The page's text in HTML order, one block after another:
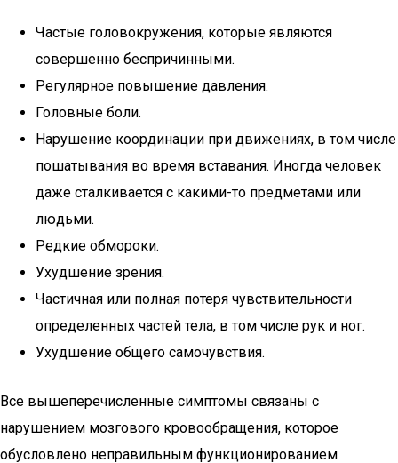
Частые головокружения, которые являются
совершенно беспричинными.
Регулярное повышение давления.
Головные боли.
Нарушение координации при движениях, в том числе
пошатывания во время вставания. Иногда человек
даже сталкивается с какими-то предметами или
людьми.
Редкие обмороки.
Ухудшение зрения.
Частичная или полная потеря чувствительности
определенных частей тела, в том числе рук и ног.
Ухудшение общего самочувствия.
Все вышеперечисленные симптомы связаны с
нарушением мозгового кровообращения, которое
обусловлено неправильным функционированием